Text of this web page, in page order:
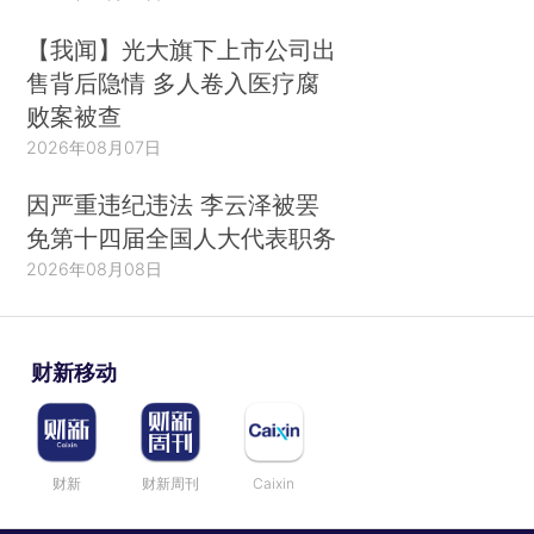
【我闻】光大旗下上市公司出
售背后隐情 多人卷入医疗腐
败案被查
2026年08月07日
因严重违纪违法 李云泽被罢
免第十四届全国人大代表职务
2026年08月08日
财新移动
财新 财新周刊 Caixin